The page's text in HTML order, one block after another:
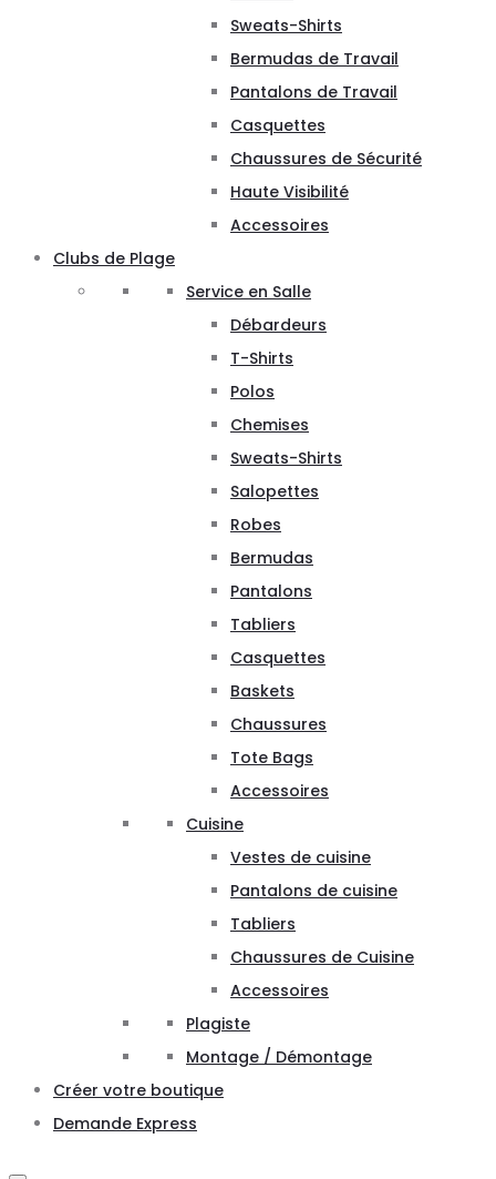
Sweats-Shirts
Bermudas de Travail
Pantalons de Travail
Casquettes
Chaussures de Sécurité
Haute Visibilité
Accessoires
Clubs de Plage
Service en Salle
Débardeurs
T-Shirts
Polos
Chemises
Sweats-Shirts
Salopettes
Robes
Bermudas
Pantalons
Tabliers
Casquettes
Baskets
Chaussures
Tote Bags
Accessoires
Cuisine
Vestes de cuisine
Pantalons de cuisine
Tabliers
Chaussures de Cuisine
Accessoires
Plagiste
Montage / Démontage
Créer votre boutique
Demande Express